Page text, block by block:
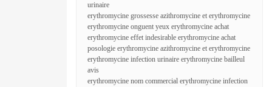
urinaire
erythromycine grossesse azithromycine et erythromycine
erythromycine onguent yeux erythromycine achat
erythromycine effet indesirable erythromycine achat
posologie erythromycine azithromycine et erythromycine
erythromycine infection urinaire erythromycine bailleul
avis
erythromycine nom commercial erythromycine infection